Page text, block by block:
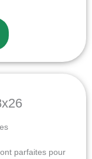
parfaites pour